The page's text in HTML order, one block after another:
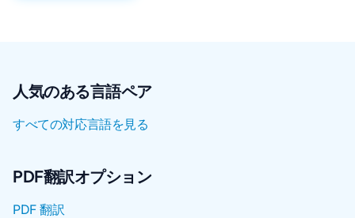
人気のある言語ペア
すべての対応言語を見る
PDF翻訳オプション
PDF 翻訳